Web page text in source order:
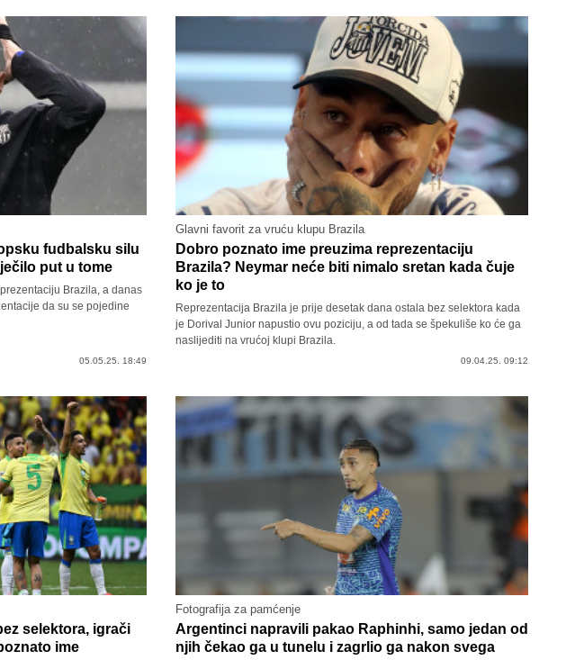
fudbalsku silu
put u tome
Brazila, a danas
da su se pojedine
05.05.25. 18:49
Glavni favorit za vruću klupu Brazila
Dobro poznato ime preuzima reprezentaciju
Brazila? Neymar neće biti nimalo sretan kada čuje
ko je to
Reprezentacija Brazila je prije desetak dana ostala bez selektora kada
je Dorival Junior napustio ovu poziciju, a od tada se špekuliše ko će ga
naslijediti na vrućoj klupi Brazila.
09.04.25. 09:12
selektora, igrači
ime
Fotografija za pamćenje
Argentinci napravili pakao Raphinhi, samo jedan od
njih čekao ga u tunelu i zagrlio ga nakon svega